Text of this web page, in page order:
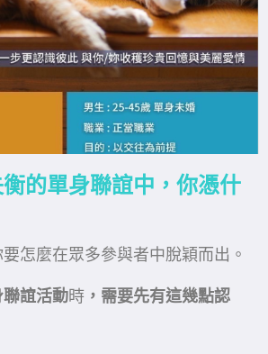
的單身聯誼中，你憑什
怎麼在眾多參與者中脫穎而出。
誼活動時 ，需要先有這幾點認